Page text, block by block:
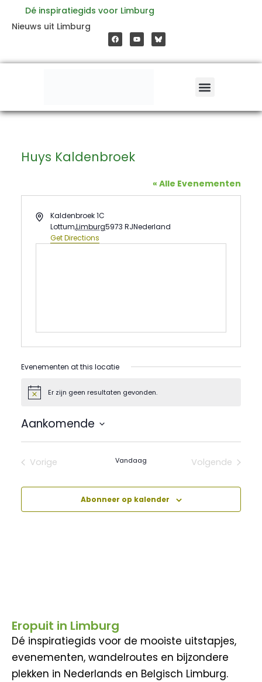
inhoud
Dé inspiratiegids voor Limburg
Nieuws uit Limburg
a
c
e
o
o
o
u
t
b
e
Huys Kaldenbroek
« Alle Evenementen
AddressKaldenbroek 1C
Lottum,Limburg5973 RJNederland
Get Directions
Evenementen at this locatie
BerichtEr zijn geen resultaten gevonden.
Aankomende
datum.
Vorige
Vandaag
Volgende
Abonneer op kalender
Eropuit in Limburg
Dé inspiratiegids voor de mooiste uitstapjes,
evenementen, wandelroutes en bijzondere
plekken in Nederlands en Belgisch Limburg.